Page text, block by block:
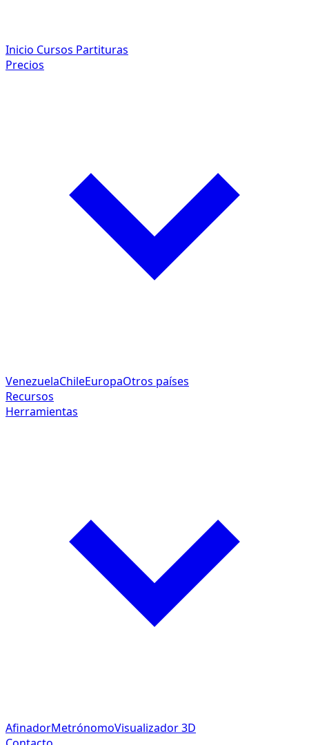
Inicio Cursos Partituras
Precios
VenezuelaChileEuropaOtros países
Recursos
Herramientas
AfinadorMetrónomoVisualizador 3D